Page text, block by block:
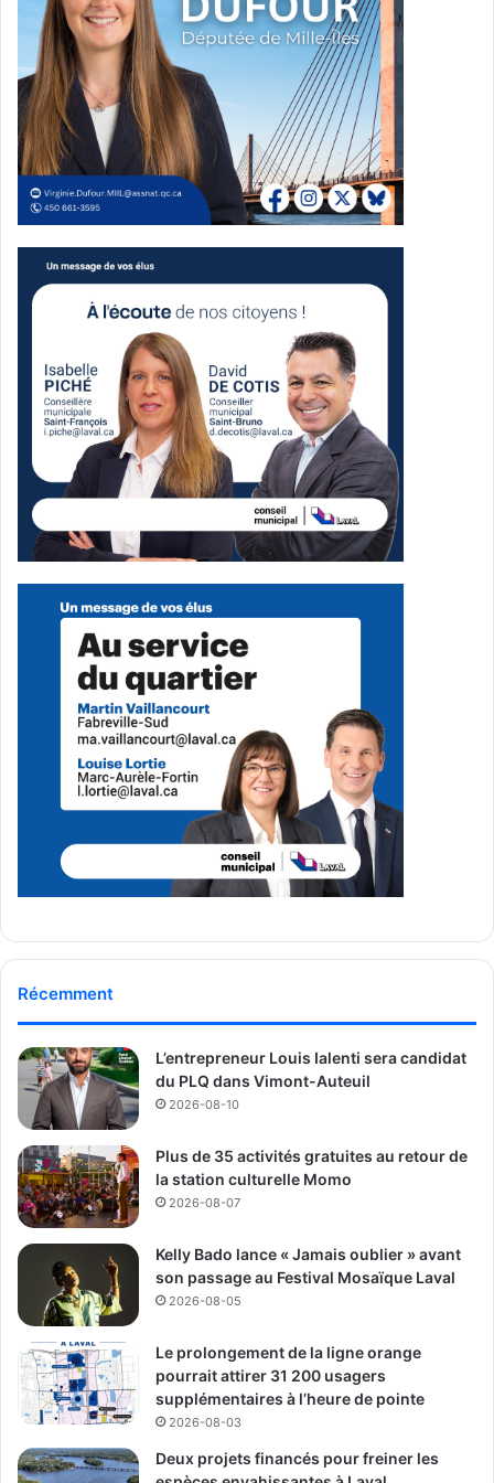
organisations
Le modèle d’affaires de Qlub repose notamment sur le
développement d’outils numériques destinés aux équipes
de communication des entreprises, des PME et des
organismes à but non lucratif du Québec.
L’entreprise propose entre autres Qlub Pro, un logiciel de
gestion et de planification des médias sociaux conçu pour
accompagner les organisations dans leur stratégie
numérique.
Positionnement dans le fédivers
Qlub affirme vouloir jouer un rôle actif dans le
développement du fédivers, cet écosystème de
plateformes sociales interconnectées et décentralisées.
L’entreprise collabore à ce titre avec la Social Web
Foundation, organisation internationale œuvrant au
développement du web social ouvert.
événement consacré au fédivers et à la souveraineté
numérique, en collaboration avec la Social Web
Foundation et FediHost. L’événement doit se tenir le 24
février 2026 au Ministère, à Montréal, et sera également
diffusé en ligne.
À propos de Qlub
Qlub se présente comme un réseau social québécois
visant à rassembler communautés, organisations et
citoyens autour de l’information locale dans un espace
numérique sans algorithmes publicitaires. Sa mission,
selon l’entreprise, est d’offrir aux Québécoises et
Québécois un meilleur contrôle sur leurs communications
et un accès accru à l’information locale.
Rédacteur en chef
See Full Bio
Récemment
L’entrepreneur Louis Ialenti sera candidat
du PLQ dans Vimont-Auteuil
2026-08-10
Plus de 35 activités gratuites au retour de
la station culturelle Momo
2026-08-07
Kelly Bado lance « Jamais oublier » avant
son passage au Festival Mosaïque Laval
2026-08-05
Le prolongement de la ligne orange
pourrait attirer 31 200 usagers
supplémentaires à l’heure de pointe
2026-08-03
Deux projets financés pour freiner les